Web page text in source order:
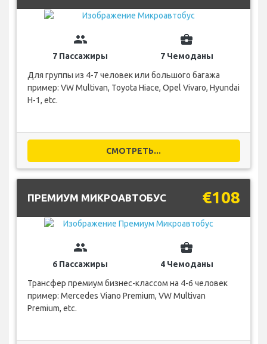
group
7 Пассажиры
business_center
7 Чемоданы
Для группы из 4-7 человек или большого багажа
пример: VW Multivan, Toyota Hiace, Opel Vivaro, Hyundai
H-1, etc.
СМОТРЕТЬ...
ПРЕМИУМ МИКРОАВТОБУС €108
group
6 Пассажиры
business_center
4 Чемоданы
Трансфер премиум бизнес-классом на 4-6 человек
пример: Mercedes Viano Premium, VW Multivan
Premium, etc.